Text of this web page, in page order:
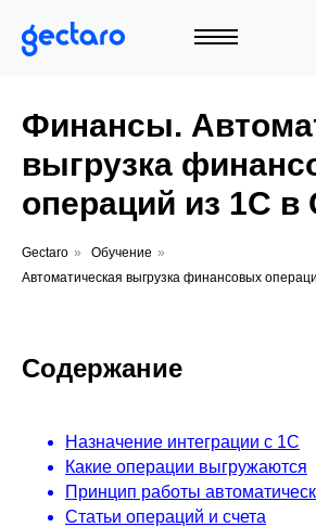
+7 (495)
Финансы.
выгрузка
операций из 1С в
Gectaro » Обучение »
Автоматическая выгрузка финансовых
Содержание
Назначение интеграции с 1С
Какие операции выгружаются
Принцип работы
Статьи операций и счета